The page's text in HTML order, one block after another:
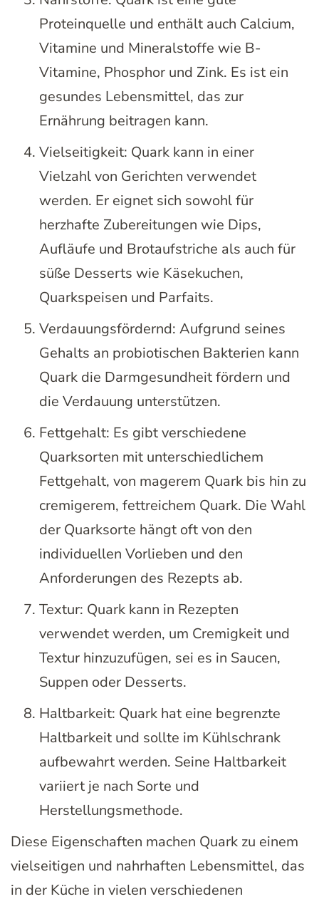
Proteinquelle und enthält auch Calcium,
Vitamine und Mineralstoffe wie B-
Vitamine, Phosphor und Zink. Es ist ein
gesundes Lebensmittel, das zur
Ernährung beitragen kann.
Vielseitigkeit: Quark kann in einer
Vielzahl von Gerichten verwendet
werden. Er eignet sich sowohl für
herzhafte Zubereitungen wie Dips,
Aufläufe und Brotaufstriche als auch für
süße Desserts wie Käsekuchen,
Quarkspeisen und Parfaits.
Verdauungsfördernd: Aufgrund seines
Gehalts an probiotischen Bakterien kann
Quark die Darmgesundheit fördern und
die Verdauung unterstützen.
Fettgehalt: Es gibt verschiedene
Quarksorten mit unterschiedlichem
Fettgehalt, von magerem Quark bis hin zu
cremigerem, fettreichem Quark. Die Wahl
der Quarksorte hängt oft von den
individuellen Vorlieben und den
Anforderungen des Rezepts ab.
Textur: Quark kann in Rezepten
verwendet werden, um Cremigkeit und
Textur hinzuzufügen, sei es in Saucen,
Suppen oder Desserts.
Haltbarkeit: Quark hat eine begrenzte
Haltbarkeit und sollte im Kühlschrank
aufbewahrt werden. Seine Haltbarkeit
variiert je nach Sorte und
Herstellungsmethode.
Diese Eigenschaften machen Quark zu einem
vielseitigen und nahrhaften Lebensmittel, das
in der Küche in vielen verschiedenen